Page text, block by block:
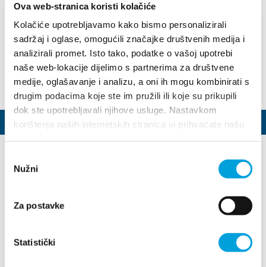
Ova web-stranica koristi kolačiće
Kolačiće upotrebljavamo kako bismo personalizirali
sadržaj i oglase, omogućili značajke društvenih medija i
analizirali promet. Isto tako, podatke o vašoj upotrebi
naše web-lokacije dijelimo s partnerima za društvene
medije, oglašavanje i analizu, a oni ih mogu kombinirati s
drugim podacima koje ste im pružili ili koje su prikupili
dok ste upotrebljavali njihove usluge. Nastavkom
korištenja naših internetskih stranica vi prihvaćate našu
pristanka
Nužni
Za postavke
Statistički
info@kastela-info.hr
Villa Nika, Kamberovo šetalište 30,
21216 Kaštel Stari, Hrvatska
Directions
1 / 52
Villa Nika, Kamberovo šetalište 30
Directions